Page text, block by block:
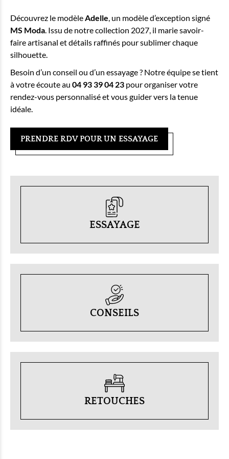
Découvrez le modèle Adelle , un modèle d’exception signé
MS Moda . Issu de notre collection 2027, il marie savoir-
faire artisanal et détails raffinés pour sublimer chaque
silhouette.
Besoin d’un conseil ou d’un essayage ? Notre équipe se tient
à votre écoute au 04 93 39 04 23 pour organiser votre
rendez-vous personnalisé et vous guider vers la tenue
idéale.
PRENDRE RDV POUR UN ESSAYAGE
ESSAYAGE
CONSEILS
RETOUCHES